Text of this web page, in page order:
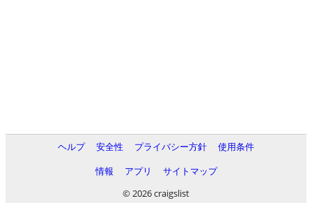
ヘルプ 安全性 プライバシー方針
使用条件
情報
アプリ
サイトマップ
© 2026 craigslist